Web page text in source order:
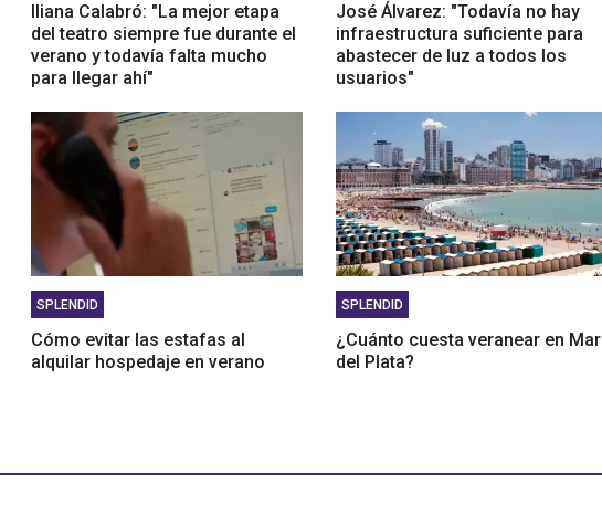
Iliana Calabró: "La mejor etapa
del teatro siempre fue durante el
verano y todavía falta mucho
para llegar ahí"
José Álvarez: "Todavía no hay
infraestructura suficiente para
abastecer de luz a todos los
usuarios"
SPLENDID
Cómo evitar las estafas al
alquilar hospedaje en verano
SPLENDID
¿Cuánto cuesta veranear en Mar
del Plata?